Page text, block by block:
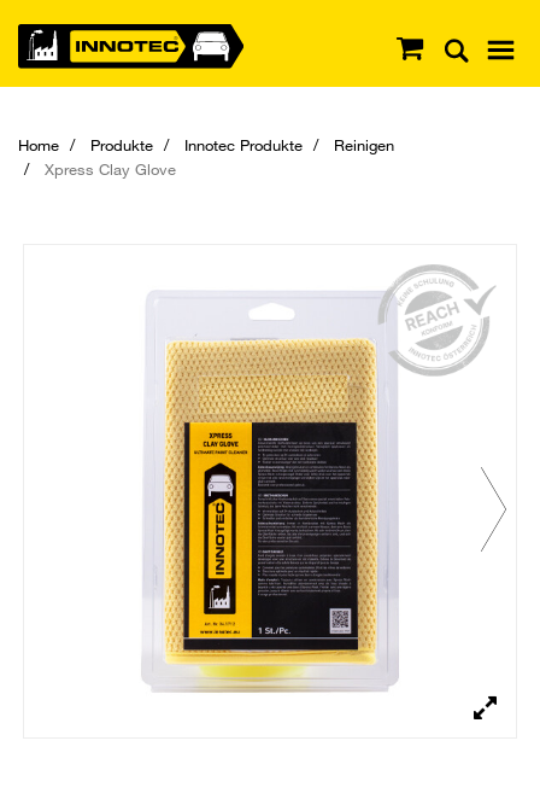
Home Produkte Innotec Produkte
Reinigen
Xpress Clay Glove